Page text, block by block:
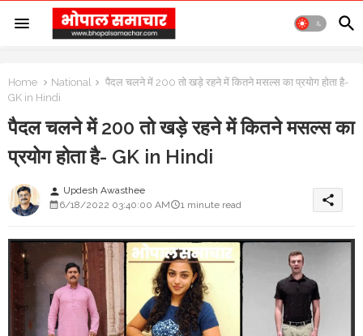
Home National
पैदल चलने में 200 तो खड़े रहने में कितने मसल्स का प्रयोग होता है-
GK in Hindi
पैदल चलने में 200 तो खड़े रहने में कितने मसल्स का
प्रयोग होता है- GK in Hindi
person Updesh Awasthee
6/18/2022 03:40:00 AM
1 minute read share